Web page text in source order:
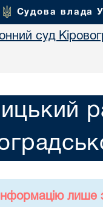
Судова влада
суд
лише